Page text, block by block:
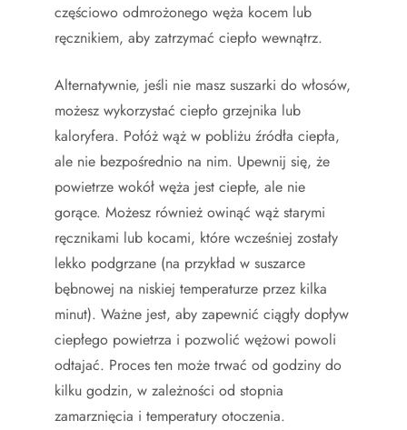
częściowo odmrożonego węża kocem lub
ręcznikiem, aby zatrzymać ciepło wewnątrz.
Alternatywnie, jeśli nie masz suszarki do włosów,
możesz wykorzystać ciepło grzejnika lub
kaloryfera. Połóż wąż w pobliżu źródła ciepła,
ale nie bezpośrednio na nim. Upewnij się, że
powietrze wokół węża jest ciepłe, ale nie
gorące. Możesz również owinąć wąż starymi
ręcznikami lub kocami, które wcześniej zostały
lekko podgrzane (na przykład w suszarce
bębnowej na niskiej temperaturze przez kilka
minut). Ważne jest, aby zapewnić ciągły dopływ
ciepłego powietrza i pozwolić wężowi powoli
odtajać. Proces ten może trwać od godziny do
kilku godzin, w zależności od stopnia
zamarznięcia i temperatury otoczenia.